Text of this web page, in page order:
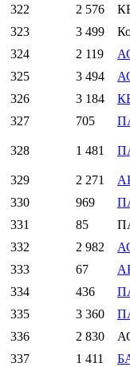
322
2 576
323
3 499
324
2 119
325
3 494
326
3 184
327
705
328 1 481
329
2 271
330
969
331
85
332
2 982
333
67
334
436
335
3 360
336
2 830
337
1 411